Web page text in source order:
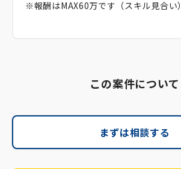
※報酬はMAX60万です（スキル見合い）
この案件について
まずは相談する